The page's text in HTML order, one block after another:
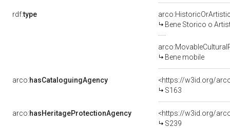
rdf:type
Bene Storico o
Bene mobile
arco:hasCataloguingAgency
<https://w3id.org/
S163
arco:hasHeritageProtectionAgency
<https://w3id.org/
S239